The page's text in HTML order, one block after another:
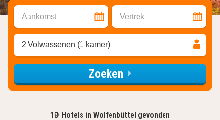
Aankomst Vertrek
2 Volwassenen (1 kamer)
Zoeken
19 Hotels in Wolfenbüttel gevonden